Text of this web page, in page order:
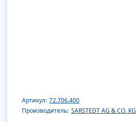
Артикул: 72.706.400
Производитель: SARSTEDT AG & CO. KG